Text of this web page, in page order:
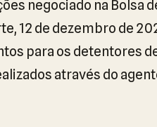
negociado na Bolsa
12 de dezembro de
para os detentores
através do